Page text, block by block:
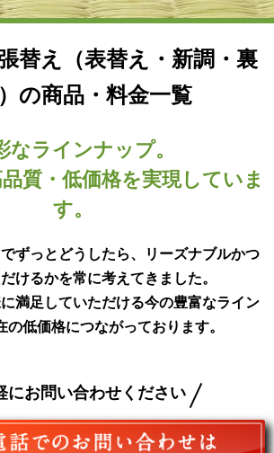
替え（表替え・新調・裏
の商品・料金一覧
なラインナップ。
質・低価格を実現していま
す。
ずっとどうしたら、リーズナブルかつ
けるかを常に考えてきました。
満足していただける今の豊富なライン
の低価格につながっております。
にお問い合わせください